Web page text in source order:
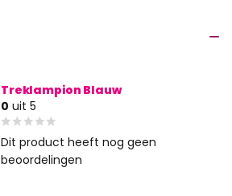
Treklampion Blauw
0 uit 5
Dit product heeft nog geen
beoordelingen